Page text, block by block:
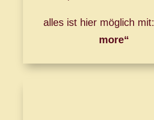
alles ist hier möglich mit:
more“